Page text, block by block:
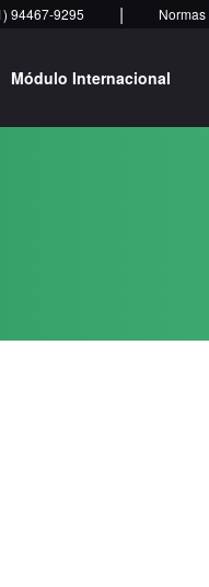
94467-9295 | Normas
Módulo Internacional